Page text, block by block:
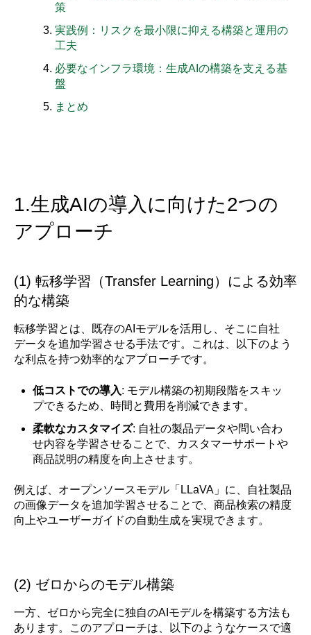
策
実践例：リスクを最小限に抑える構築と運用の
工夫
必要なインフラ環境：生成AIの構築を支える基
盤
まとめ
1.生成AIの導入に向けた2つの
アプローチ
(1) 転移学習（Transfer Learning）による効率
的な構築
転移学習とは、既存のAIモデルを活用し、そこに自社
データを追加学習させる手法です。これは、以下のよう
な利点を持つ効率的なアプローチです。
低コストでの導入: モデル構築の初期段階をスキッ
プできるため、時間と費用を削減できます。
柔軟なカスタマイズ: 自社の製品データや問い合わ
せ内容を学習させることで、カスタマーサポートや
商品説明の精度を向上させます。
例えば、オープンソースモデル「LLaVA」に、自社製品
の画像データを追加学習させることで、商品検索の精度
向上やユーザーガイドの自動生成を実現できます。
(2) ゼロからのモデル構築
一方、ゼロから完全に独自のAIモデルを構築する方法も
あります。このアプローチは、以下のようなケースで適